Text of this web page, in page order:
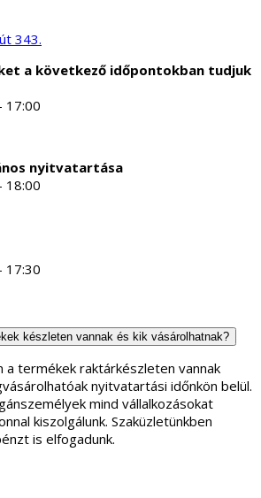
343.
a következő időpontokban tudjuk
17:00
nyitvatartása
18:00
17:30
készleten vannak és kik vásárolhatnak?
a termékek raktárkészleten vannak
nyitvatartási időnkön belül.
mind vállalkozásokat
kiszolgálunk. Szaküzletünkben
is elfogadunk.